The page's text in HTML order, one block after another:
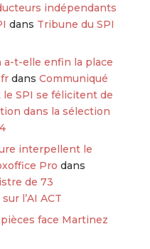
indépendants
dans Tribune du SPI
a-t-elle enfin la place
dans Communiqué
le SPI se félicitent de
dans la sélection
interpellent le
Pro dans
de 73
l’AI ACT
pièces face Martinez